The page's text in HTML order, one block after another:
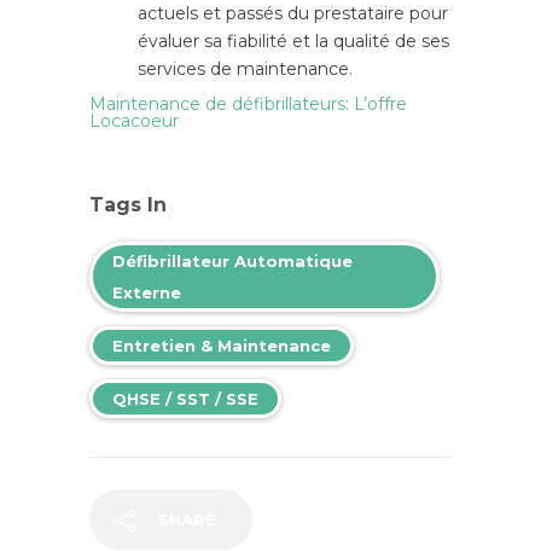
actuels et passés du prestataire pour
évaluer sa fiabilité et la qualité de ses
services de maintenance.
Maintenance de défibrillateurs: L’offre
Locacoeur
Tags In
Défibrillateur Automatique
Externe
Entretien & Maintenance
QHSE / SST / SSE